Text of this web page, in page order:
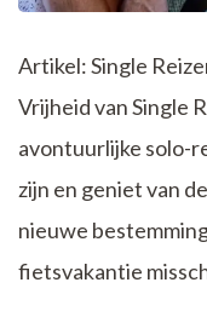
Artikel: Single
Vrijheid van Single
avontuurlijke solo-
zijn en geniet van
nieuwe
fietsvakantie